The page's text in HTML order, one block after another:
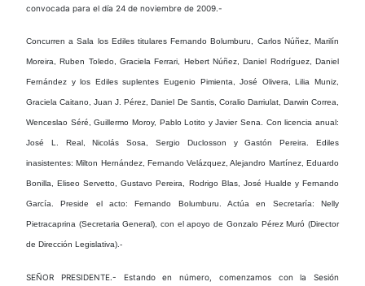
convocada para el día 24 de noviembre de 2009.-
Concurren a Sala los Ediles titulares Fernando Bolumburu, Carlos Núñez, Marilín
Moreira, Ruben Toledo, Graciela Ferrari, Hebert Núñez, Daniel Rodríguez, Daniel
Fernández y los Ediles suplentes Eugenio Pimienta, José Olivera, Lilia Muniz,
Graciela Caitano, Juan J. Pérez, Daniel De Santis, Coralio Darriulat, Darwin Correa,
Wenceslao Séré, Guillermo Moroy, Pablo Lotito y Javier Sena. Con licencia anual:
José L. Real, Nicolás Sosa, Sergio Duclosson y Gastón Pereira. Ediles
inasistentes: Milton Hernández, Fernando Velázquez, Alejandro Martínez, Eduardo
Bonilla, Eliseo Servetto, Gustavo Pereira, Rodrigo Blas, José Hualde y Fernando
García.Preside el acto: Fernando Bolumburu.Actúa en Secretaría: Nelly
Pietracaprina (Secretaria General), con el apoyo de Gonzalo Pérez Muró (Director
de Dirección Legislativa).-
SEÑOR PRESIDENTE.- Estando en número, comenzamos con la Sesión